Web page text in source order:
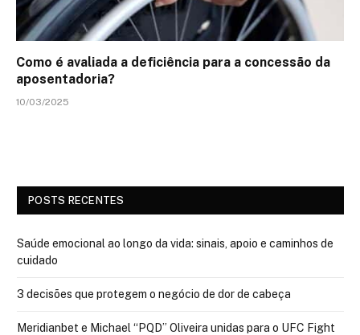
Como é avaliada a deficiência para a concessão da
aposentadoria?
10/03/2025
POSTS RECENTES
Saúde emocional ao longo da vida: sinais, apoio e caminhos de
cuidado
3 decisões que protegem o negócio de dor de cabeça
Meridianbet e Michael “PQD” Oliveira unidas para o UFC Fight